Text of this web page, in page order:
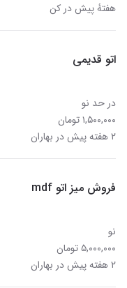
هفتهٔ پیش در کن
اتو قدیمی
در حد نو
۱,۵۰۰,۰۰۰ تومان
۲ هفته پیش در بهاران
فروش میز اتو mdf
نو
۵,۰۰۰,۰۰۰ تومان
۲ هفته پیش در بهاران